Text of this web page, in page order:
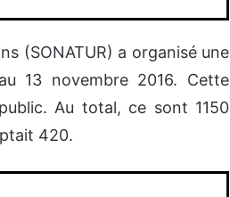
(SONATUR) a organisé une
13 novembre 2016. Cette
Au total, ce sont 1150
420.